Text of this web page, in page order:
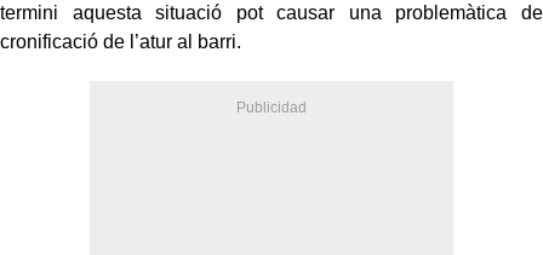
termini aquesta situació pot causar una problemàtica de
cronificació de l’atur al barri.